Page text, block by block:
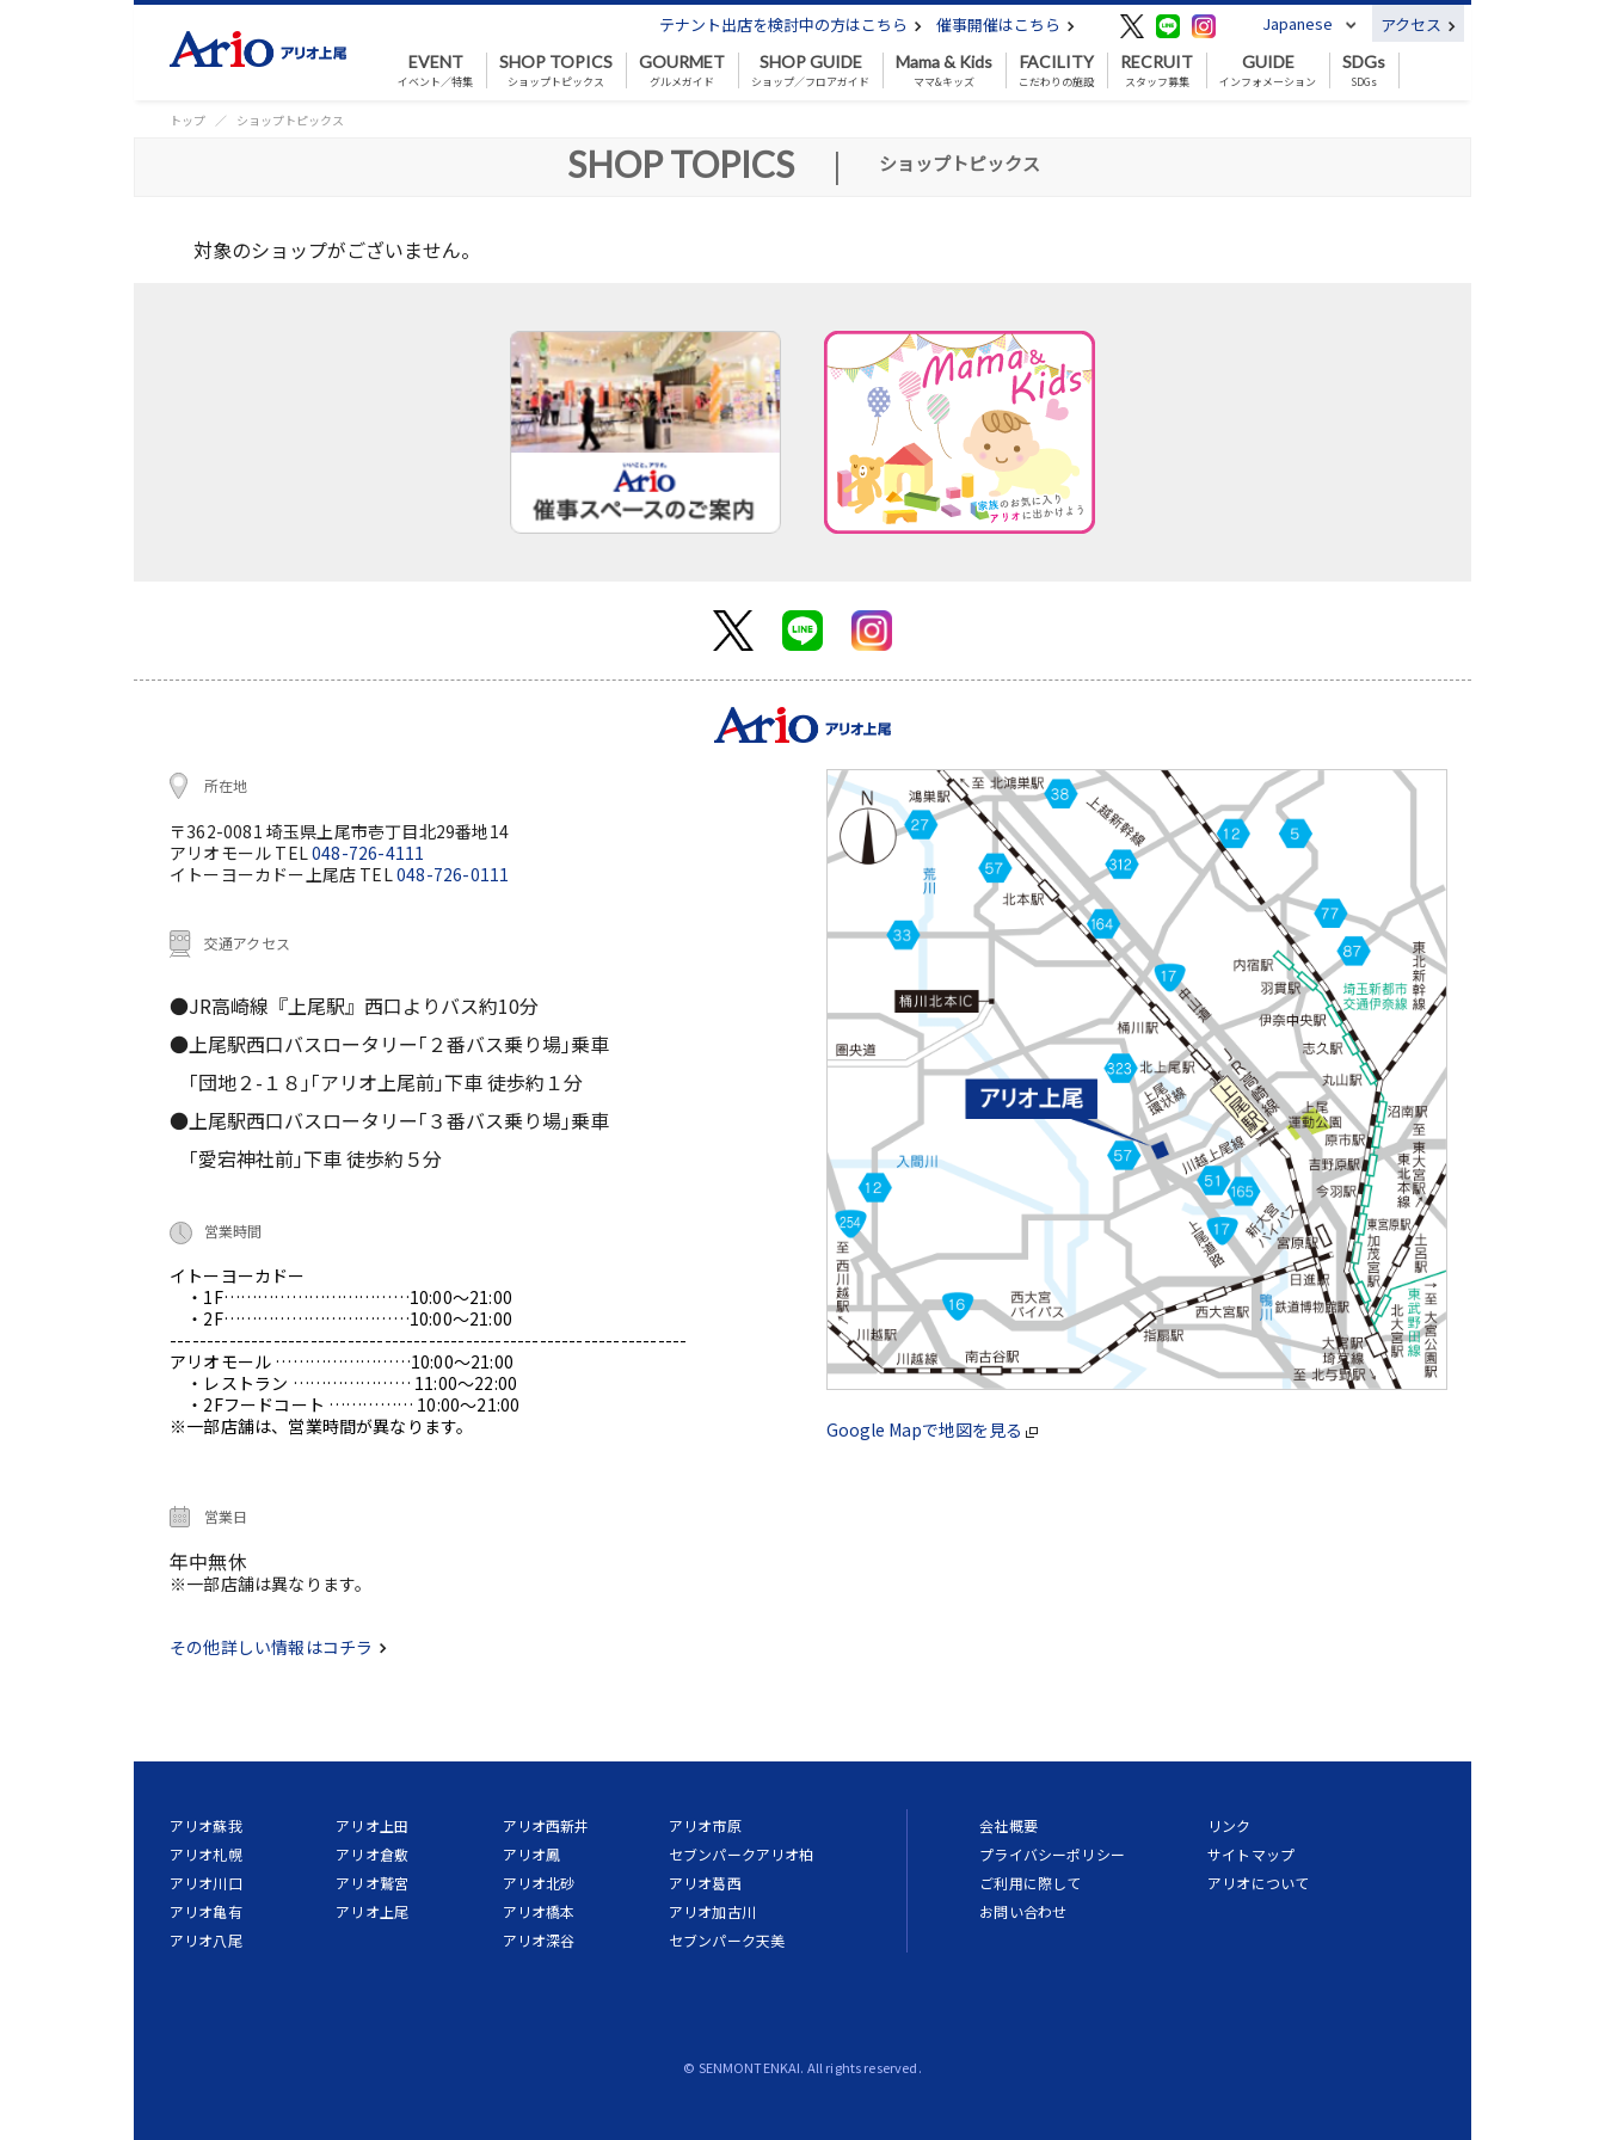
テナント出店を検討中の方はこちら 催事開催はこちら Japanese アクセス
EVENT
イベント／特集
SHOP TOPICS
ショップトピックス
GOURMET
グルメガイド
SHOP GUIDE
ショップ／フロアガイド
Mama & Kids
ママ&キッズ
FACILITY
こだわりの施設
RECRUIT
スタッフ募集
GUIDE
インフォメーション
SDGs
SDGs
トップ ショップトピックス
SHOP TOPICS | ショップトピックス
対象のショップがございません。
所在地
〒362-0081 埼玉県上尾市壱丁目北29番地14
アリオモール TEL048-726-4111
イトーヨーカドー上尾店 TEL048-726-0111
交通アクセス
●JR高崎線『上尾駅』西口よりバス約10分
●上尾駅西口バスロータリー｢２番バス乗り場｣乗車
｢団地２-１８｣｢アリオ上尾前｣下車 徒歩約１分
●上尾駅西口バスロータリー｢３番バス乗り場｣乗車
｢愛宕神社前｣下車 徒歩約５分
営業時間
イトーヨーカドー
・1F……………………………10:00～21:00
・2F……………………………10:00～21:00
----------------------------------------------------------------------
アリオモール ……………………10:00～21:00
・レストラン ………………… 11:00～22:00
・2Fフードコート …………… 10:00～21:00
※一部店舗は、営業時間が異なります。
営業日
年中無休
※一部店舗は異なります。
その他詳しい情報はコチラ
Google Mapで地図を見る
アリオ蘇我
アリオ札幌
アリオ川口
アリオ亀有
アリオ八尾
アリオ上田
アリオ倉敷
アリオ鷲宮
アリオ上尾
アリオ西新井
アリオ鳳
アリオ北砂
アリオ橋本
アリオ深谷
アリオ市原
セブンパークアリオ柏
アリオ葛西
アリオ加古川
セブンパーク天美
会社概要
プライバシーポリシー
ご利用に際して
お問い合わせ
リンク
サイトマップ
アリオについて
© SENMONTENKAI. All rights reserved.